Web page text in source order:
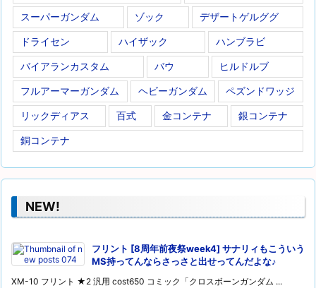
スーパーガンダム ゾック デザートゲルググ
ドライセン ハイザック ハンブラビ
バイアランカスタム バウ ヒルドルブ
フルアーマーガンダム ヘビーガンダム ペズンドワッジ
リックディアス 百式 金コンテナ 銀コンテナ
銅コンテナ
NEW!
フリント [8周年前夜祭week4] サナリィもこういう
MS持ってんならさっさと出せってんだよな♪
XM-10 フリント ★2 汎用 cost650 コミック「クロスボーンガンダム ...